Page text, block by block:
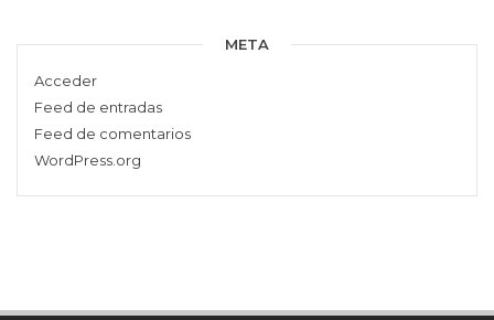
META
Acceder
Feed de entradas
Feed de comentarios
WordPress.org